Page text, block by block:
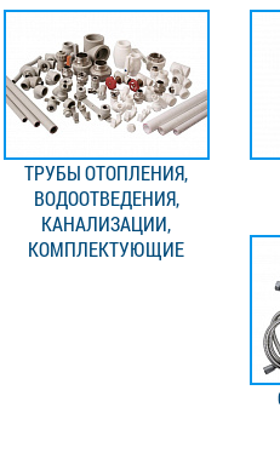
ТРУБЫ ОТОПЛЕНИЯ,
ВОДООТВЕДЕНИЯ,
КАНАЛИЗАЦИИ,
КОМПЛЕКТУЮЩИЕ